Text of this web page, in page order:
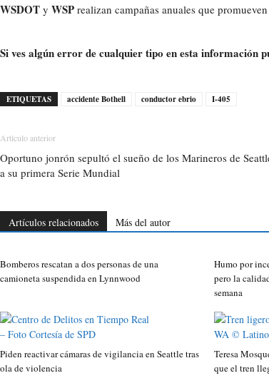
WSDOT y WSP realizan campañas anuales que
Si ves algún error de cualquier tipo en esta información
ETIQUETAS accidente Bothell conductor ebrio I-405
Artículo anterior
Oportuno jonrón sepultó el sueño de los Marineros de
a su primera Serie Mundial
Artículos relacionados Más del autor
Bomberos rescatan a dos personas de una
camioneta suspendida en Lynnwood
Humo por
pero la
semana
Piden reactivar cámaras de vigilancia en Seattle tras
ola de violencia
Teresa
que el tren